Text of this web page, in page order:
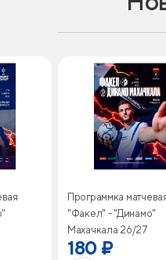
Программка
"Факел" - "Динамо"
Махачкала 26/27
180 ₽